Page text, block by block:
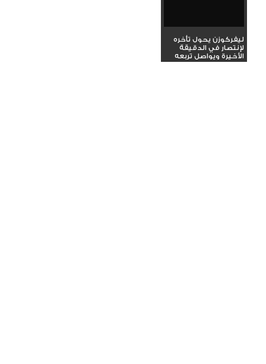
ليفركوزن يحول تأخره
لإنتصار في الدقيقة
الأخيرة ويواصل تربعه